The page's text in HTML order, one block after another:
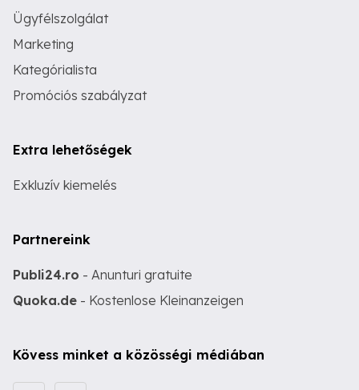
Ügyfélszolgálat
Marketing
Kategórialista
Promóciós szabályzat
Extra lehetőségek
Exkluzív kiemelés
Partnereink
Publi24.ro - Anunturi gratuite
Quoka.de - Kostenlose Kleinanzeigen
Kövess minket a közösségi médiában